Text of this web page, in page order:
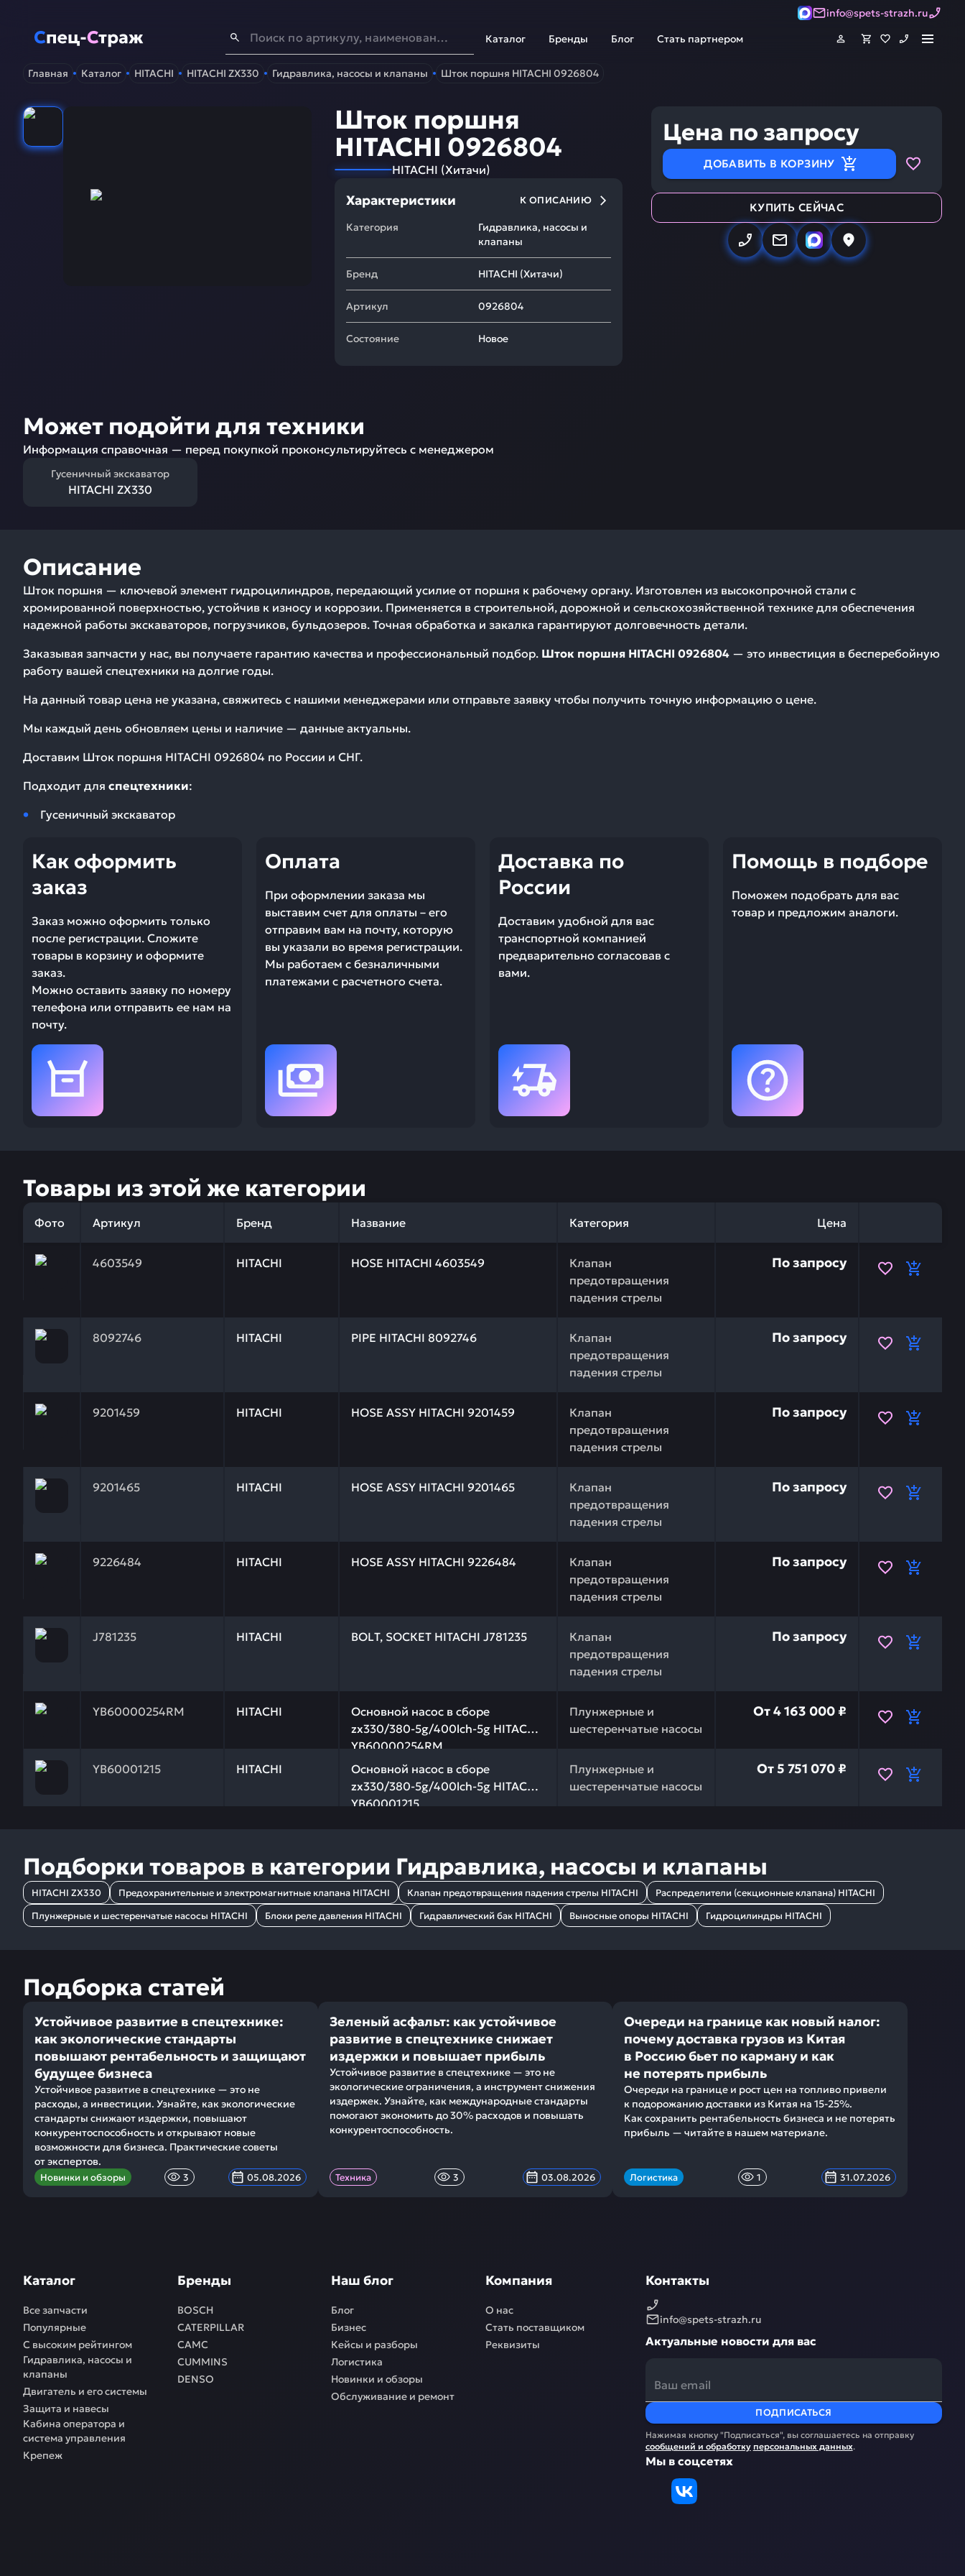
info@spets-strazh.ru
Спец-Страж - Запчасти для спецтехники
Каталог Бренды Блог Стать партнером
Главная Каталог HITACHI HITACHI ZX330 Гидравлика, насосы и клапаны Шток поршня HITACHI 0926804
Шток поршня
HITACHI 0926804
HITACHI (Хитачи)
Характеристики К ОПИСАНИЮ
Категория
Гидравлика, насосы и
клапаны
Бренд HITACHI (Хитачи)
Артикул 0926804
Состояние Новое
Цена по запросу
ДОБАВИТЬ В КОРЗИНУ
КУПИТЬ СЕЙЧАС
Может подойти для техники
Информация справочная — перед покупкой проконсультируйтесь с менеджером
Гусеничный экскаватор
HITACHI ZX330
Описание
Шток поршня — ключевой элемент гидроцилиндров, передающий усилие от поршня к рабочему органу. Изготовлен из высокопрочной стали с
хромированной поверхностью, устойчив к износу и коррозии. Применяется в строительной, дорожной и сельскохозяйственной технике для обеспечения
надежной работы экскаваторов, погрузчиков, бульдозеров. Точная обработка и закалка гарантируют долговечность детали.
Заказывая запчасти у нас, вы получаете гарантию качества и профессиональный подбор. Шток поршня HITACHI 0926804 — это инвестиция в бесперебойную
работу вашей спецтехники на долгие годы.
На данный товар цена не указана, свяжитесь с нашими менеджерами или отправьте заявку чтобы получить точную информацию о цене.
Мы каждый день обновляем цены и наличие — данные актуальны.
Доставим Шток поршня HITACHI 0926804 по России и СНГ.
Подходит для спецтехники:
Гусеничный экскаватор
Как оформить
заказ
Заказ можно оформить только
после регистрации. Сложите
товары в корзину и оформите
заказ.
Можно оставить заявку по номеру
телефона или отправить ее нам на
почту.
Оплата
При оформлении заказа мы
выставим счет для оплаты – его
отправим вам на почту, которую
вы указали во время регистрации.
Мы работаем с безналичными
платежами с расчетного счета.
Доставка по
России
Доставим удобной для вас
транспортной компанией
предварительно согласовав с
вами.
Помощь в подборе
Поможем подобрать для вас
товар и предложим аналоги.
Товары из этой же категории
Фото Артикул Бренд Название Категория Цена
4603549 HITACHI НОSЕ HITACHI 4603549
Клапан
предотвращения
падения стрелы
Заказывая запчасти у нас, вы получаете гарантию качества и профессиональный подбор. НОSЕ HITACHI 4603549 — это инвестиция в бесперебойную
По запросу
8092746 HITACHI РIРЕ HITACHI 8092746
Клапан
предотвращения
падения стрелы
Заказывая запчасти у нас, вы получаете гарантию качества и профессиональный подбор. РIРЕ HITACHI 8092746 — это инвестиция в бесперебойную работу
По запросу
9201459 HITACHI НОSЕ АSSY HITACHI 9201459
Клапан
предотвращения
падения стрелы
Заказывая запчасти у нас, вы получаете гарантию качества и профессиональный подбор. НОSЕ АSSY HITACHI 9201459 — это инвестиция в бесперебойную
По запросу
9201465 HITACHI НОSЕ АSSY HITACHI 9201465
Клапан
предотвращения
падения стрелы
Заказывая запчасти у нас, вы получаете гарантию качества и профессиональный подбор. НОSЕ АSSY HITACHI 9201465 — это инвестиция в бесперебойную
По запросу
9226484 HITACHI НОSЕ АSSY HITACHI 9226484
Клапан
предотвращения
падения стрелы
Заказывая запчасти у нас, вы получаете гарантию качества и профессиональный подбор. НОSЕ АSSY HITACHI 9226484 — это инвестиция в бесперебойную
По запросу
J781235 HITACHI ВОLТ, SОСКЕТ HITACHI J781235
Клапан
предотвращения
падения стрелы
Заказывая запчасти у нас, вы получаете гарантию качества и профессиональный подбор. ВОLТ, SОСКЕТ HITACHI J781235 — это инвестиция в
По запросу
YB60000254RM HITACHI
Основной насос в сборе
zx330/380-5g/400lch-5g HITACHI
YB60000254RM
Плунжерные и
шестеренчатые насосы
Заказывая запчасти у нас, вы получаете гарантию качества и профессиональный подбор. Основной насос в сборе zx330/380-5g/400lch-5g HITACHI
От4 163 000 ₽
YB60001215 HITACHI
Основной насос в сборе
zx330/380-5g/400lch-5g HITACHI
YB60001215
Плунжерные и
шестеренчатые насосы
Заказывая запчасти у нас, вы получаете гарантию качества и профессиональный подбор. Основной насос в сборе zx330/380-5g/400lch-5g HITACHI
От5 751 070 ₽
Подборки товаров в категории Гидравлика, насосы и клапаны
HITACHI ZX330 Предохранительные и электромагнитные клапана HITACHI Клапан предотвращения падения стрелы HITACHI
Распределители (секционные клапана) HITACHI
Плунжерные и шестеренчатые насосы HITACHI
Блоки реле давления HITACHI Гидравлический бак HITACHI Выносные опоры HITACHI Гидроцилиндры HITACHI
Подборка статей
Устойчивое развитие в спецтехнике:
как экологические стандарты
повышают рентабельность и защищают
будущее бизнеса
Устойчивое развитие в спецтехнике — это не
расходы, а инвестиции. Узнайте, как экологические
стандарты снижают издержки, повышают
конкурентоспособность и открывают новые
возможности для бизнеса. Практические советы
от экспертов.
Новинки и обзоры 3 05.08.2026
Зеленый асфальт: как устойчивое
развитие в спецтехнике снижает
издержки и повышает прибыль
Устойчивое развитие в спецтехнике — это не
экологические ограничения, а инструмент снижения
издержек. Узнайте, как международные стандарты
помогают экономить до 30% расходов и повышать
конкурентоспособность.
Техника 3 03.08.2026
Очереди на границе как новый налог:
почему доставка грузов из Китая
в Россию бьет по карману и как
не потерять прибыль
Очереди на границе и рост цен на топливо привели
к подорожанию доставки из Китая на 15-25%.
Как сохранить рентабельность бизнеса и не потерять
прибыль — читайте в нашем материале.
Логистика 1 31.07.2026
Каталог
Все запчасти
Популярные
С высоким рейтингом
Гидравлика, насосы и
клапаны
Двигатель и его системы
Защита и навесы
Кабина оператора и
система управления
Крепеж
Бренды
BOSCH
CATERPILLAR
CAMC
CUMMINS
DENSO
Наш блог
Блог
Бизнес
Кейсы и разборы
Логистика
Новинки и обзоры
Обслуживание и ремонт
Компания
О нас
Стать поставщиком
Реквизиты
Контакты
info@spets-strazh.ru
Актуальные новости для вас
ПОДПИСАТЬСЯ
Нажимая кнопку "Подписаться", вы соглашаетесь на отправку
сообщений и обработку персональных данных.
Мы в соцсетях